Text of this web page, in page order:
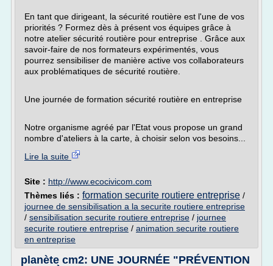
En tant que dirigeant, la sécurité routière est l'une de vos
priorités ? Formez dès à présent vos équipes grâce à
notre atelier sécurité routière pour entreprise . Grâce aux
savoir-faire de nos formateurs expérimentés, vous
pourrez sensibiliser de manière active vos collaborateurs
aux problématiques de sécurité routière.
Une journée de formation sécurité routière en entreprise
Notre organisme agréé par l'Etat vous propose un grand
nombre d'ateliers à la carte, à choisir selon vos besoins...
Lire la suite
Site : http://www.ecocivicom.com
Thèmes liés : formation securite routiere entreprise /
journee de sensibilisation a la securite routiere entreprise
/ sensibilisation securite routiere entreprise / journee
securite routiere entreprise / animation securite routiere
en entreprise
planète cm2: UNE JOURNÉE "PRÉVENTION